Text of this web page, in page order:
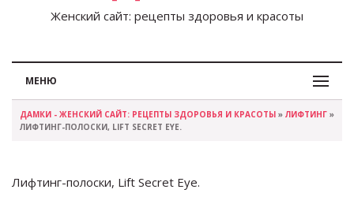
Женский сайт: рецепты здоровья и красоты
МЕНЮ
ДАМКИ - ЖЕНСКИЙ САЙТ: РЕЦЕПТЫ ЗДОРОВЬЯ И КРАСОТЫ » ЛИФТИНГ »
ЛИФТИНГ-ПОЛОСКИ, LIFT SECRET EYE.
Лифтинг-полоски, Lift Secret Eye.